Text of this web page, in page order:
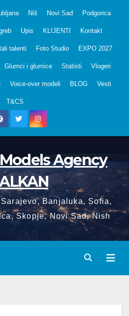
Niš Novi Sad Podgorica
Upis KLIJENTI Kontakt
talenti Foto Studio EXPO 2027
Glumci i glumice Statisti Vlogeri
Voice-over modeli BLOG Vesti
T&CS
Agency
Banjaluka, Sofia,
Skopje, Novi Sad, Nish